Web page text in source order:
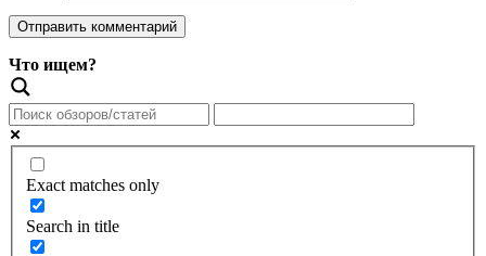
Что ищем?
Exact matches only
Search in title